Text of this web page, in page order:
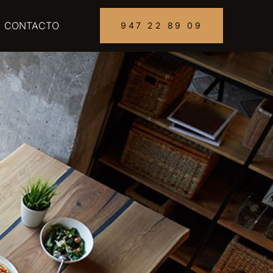
CONTACTO 947 22 89 09